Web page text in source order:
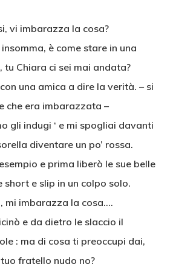
vi imbarazza la cosa?
è come stare in una
Chiara ci sei mai andata?
una amica a dire la verità. – si
che era imbarazzata –
gli indugi ‘ e mi spogliai davanti
diventare un po’ rossa.
e prima liberò le sue belle
e slip in un colpo solo.
mi imbarazza la cosa….
e da dietro le slaccio il
: ma di cosa ti preoccupi dai,
fratello nudo no?